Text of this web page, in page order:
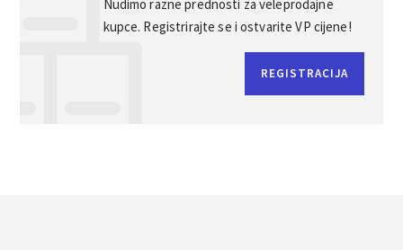
Nudimo razne prednosti za veleprodajne
kupce. Registrirajte se i ostvarite VP cijene!
REGISTRACIJA